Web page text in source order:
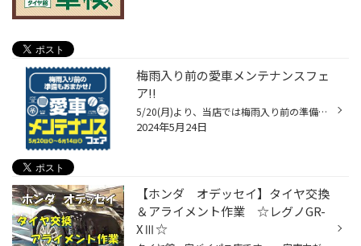
梅雨入り前の愛車メンテナンスフェ
ア!!
5/20(月)より、当店では梅雨入り前の準備応援として 愛車メンテナンスフェアを開催いたします！ 雨でタイヤが滑ってヒヤッとした経験はございませんか？ 雨の日にタイヤがすり減った状態での運転は非常に危険です⚠︎ 少しでも心配の方は、タイヤのプロがいる当店へ点検にお越しください。 また、ワイ...
2024年5月24日
【ホンダ オデッセイ】タイヤ交換
＆アライメント作業 ☆レグノGR-
XⅢ☆